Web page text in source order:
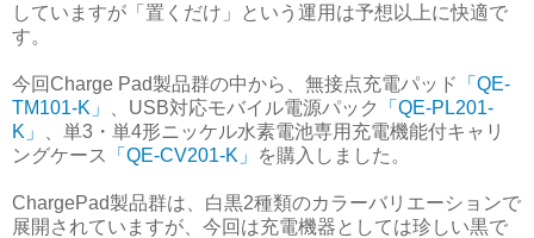
していますが「置くだけ」という運用は予想以上に快適で
す。
今回Charge Pad製品群の中から、無接点充電パッド
「QE-
TM101-K」
、USB対応モバイル電源パック
「QE-PL201-
K」
、単3・単4形ニッケル水素電池専用充電機能付キャリ
ングケース
「QE-CV201-K」 を購入しました。
ChargePad製品群は、白黒2種類のカラーバリエーションで
展開されていますが、今回は充電機器としては珍しい黒で